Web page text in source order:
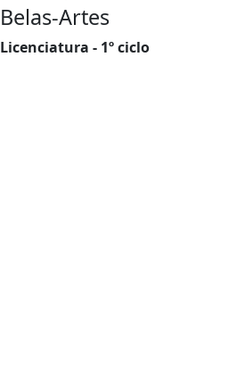
Belas-Artes
Licenciatura - 1º ciclo